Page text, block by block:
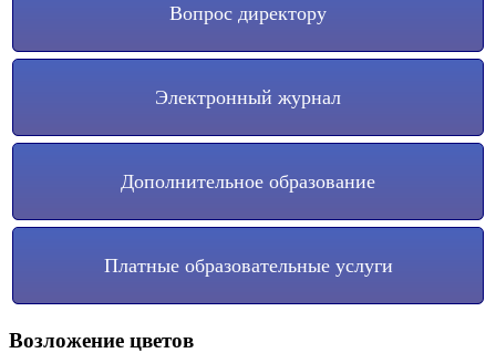
Вопрос директору
Электронный журнал
Дополнительное образование
Платные образовательные услуги
Возложение цветов